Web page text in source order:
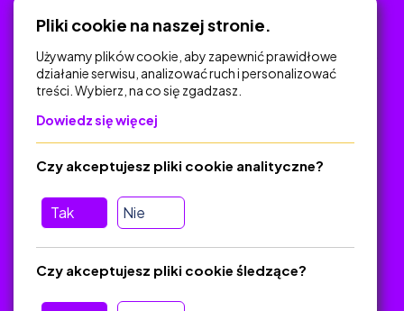
Na skróty
Polityka Prywatności
O platformie
Baza materiałów dydaktycznych
Jak zostać autorem
Pliki cookie na naszej stronie.
Używamy plików cookie, aby zapewnić prawidłowe
działanie serwisu, analizować ruch i personalizować
treści. Wybierz, na co się zgadzasz.
Dowiedz się więcej
Tak Nie
Czy akceptujesz pliki cookie analityczne?
Czy akceptujesz pliki cookie śledzące?